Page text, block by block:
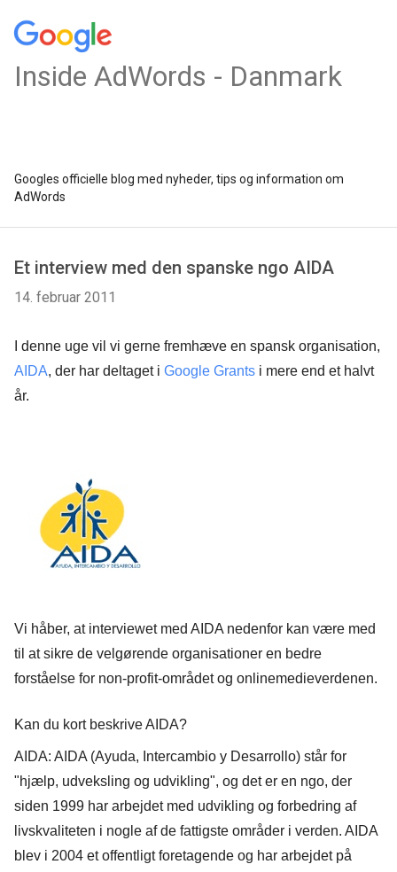
Inside AdWords - Danmark
Googles officielle blog med nyheder, tips og information om
AdWords
Et interview med den spanske ngo AIDA
14. februar 2011
I denne uge vil vi gerne fremhæve en spansk organisation,
AIDA, der har deltaget i Google Grants i mere end et halvt
år.
Vi håber, at interviewet med AIDA nedenfor kan være med
til at sikre de velgørende organisationer en bedre
forståelse for non-profit-området og onlinemedieverdenen.
Kan du kort beskrive AIDA?
AIDA: AIDA (Ayuda, Intercambio y Desarrollo) står for
"hjælp, udveksling og udvikling", og det er en ngo, der
siden 1999 har arbejdet med udvikling og forbedring af
livskvaliteten i nogle af de fattigste områder i verden. AIDA
blev i 2004 et offentligt foretagende og har arbejdet på